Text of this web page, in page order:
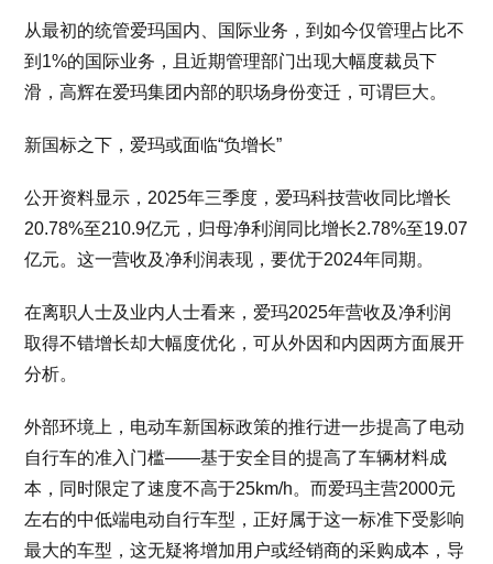
从最初的统管爱玛国内、国际业务，到如今仅管理占比不
到1%的国际业务，且近期管理部门出现大幅度裁员下
滑，高辉在爱玛集团内部的职场身份变迁，可谓巨大。
新国标之下，爱玛或面临“负增长”
公开资料显示，2025年三季度，爱玛科技营收同比增长
20.78%至210.9亿元，归母净利润同比增长2.78%至19.07
亿元。这一营收及净利润表现，要优于2024年同期。
在离职人士及业内人士看来，爱玛2025年营收及净利润
取得不错增长却大幅度优化，可从外因和内因两方面展开
分析。
外部环境上，电动车新国标政策的推行进一步提高了电动
自行车的准入门槛——基于安全目的提高了车辆材料成
本，同时限定了速度不高于25km/h。而爱玛主营2000元
左右的中低端电动自行车型，正好属于这一标准下受影响
最大的车型，这无疑将增加用户或经销商的采购成本，导